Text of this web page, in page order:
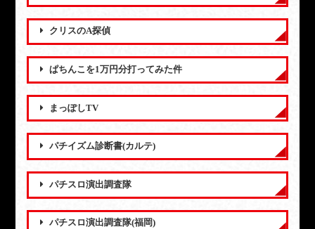
クリスのA探偵
ぱちんこを1万円分打ってみた件
まっぽしTV
パチイズム診断書(カルテ)
パチスロ演出調査隊
パチスロ演出調査隊(福岡)